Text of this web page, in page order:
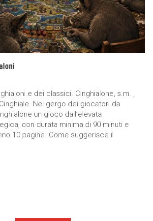
e dei classici. Cinghialone, s.m. ,
Nel gergo dei giocatori da
un gioco dall’elevata
con durata minima di 90 minuti e
10 pagine. Come suggerisce il